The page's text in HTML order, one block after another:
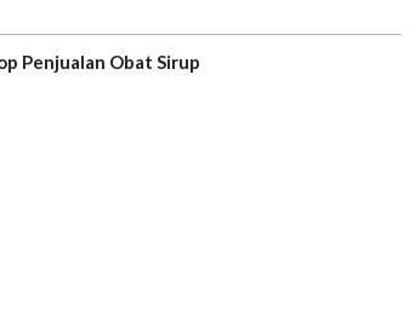
Penjualan Obat Sirup